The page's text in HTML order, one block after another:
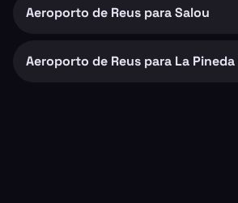
Aeroporto de Reus para Salou
Aeroporto de Reus para La Pineda